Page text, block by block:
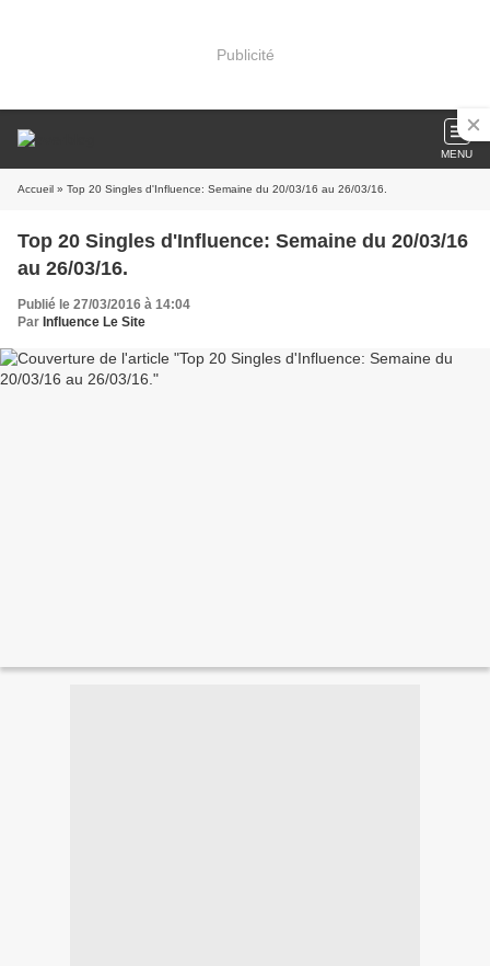
Publicité
MENU
Accueil » Top 20 Singles d'Influence: Semaine du 20/03/16 au 26/03/16.
Top 20 Singles d'Influence: Semaine du 20/03/16
au 26/03/16.
Publié le 27/03/2016 à 14:04
Par Influence Le Site